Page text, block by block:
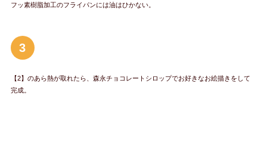
フッ素樹脂加工のフライパンには油はひかない。
3
【2】のあら熱が取れたら、森永チョコレートシロップでお好きなお絵描きをして
完成。